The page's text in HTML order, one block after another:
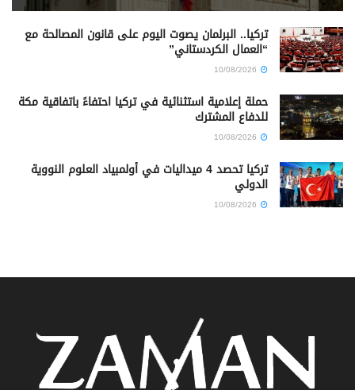
تركيا.. البرلمان يصوت اليوم على قانون المصالحة مع
“العمال الكردستاني”
حملة إعلامية استثنائية في تركيا احتفاءً باتفاقية مكة
للدفاع المشترك
تركيا تحصد 4 ميداليات في أولمبياد العلوم النووية
الدولي